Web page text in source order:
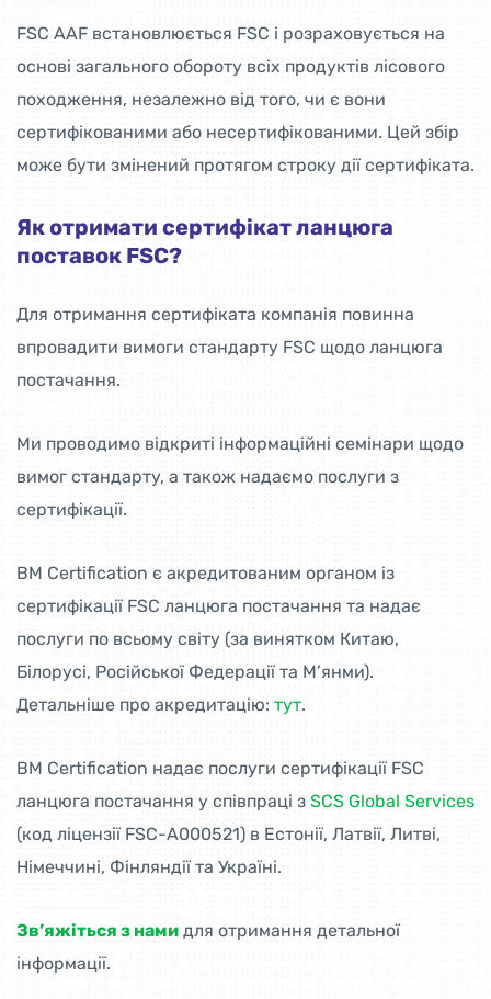
FSC AAF встановлюється FSC і розраховується на
основі загального обороту всіх продуктів лісового
походження, незалежно від того, чи є вони
сертифікованими або несертифікованими. Цей збір
може бути змінений протягом строку дії сертифіката.
Як отримати сертифікат ланцюга
поставок FSC?
Для отримання сертифіката компанія повинна
впровадити вимоги стандарту FSC щодо ланцюга
постачання.
Ми проводимо відкриті інформаційні семінари щодо
вимог стандарту, а також надаємо послуги з
сертифікації.
BM Certification є акредитованим органом із
сертифікації FSC ланцюга постачання та надає
послуги по всьому світу (за винятком Китаю,
Білорусі, Російської Федерації та М’янми).
Детальніше про акредитацію: тут.
BM Certification надає послуги сертифікації FSC
ланцюга постачання у співпраці з SCS Global Services
(код ліцензії FSC-A000521) в Естонії, Латвії, Литві,
Німеччині, Фінляндії та Україні.
Зв’яжіться з нами для отримання детальної
інформації.